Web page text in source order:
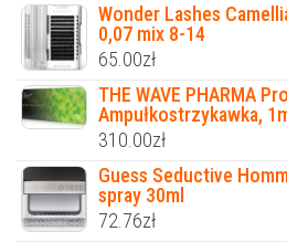
Wonder Lashes
0,07 mix 8-14
65.00zł
THE WAVE PHARMA
Ampułkostrzykawka,
310.00zł
Guess Seductive
spray 30ml
72.76zł